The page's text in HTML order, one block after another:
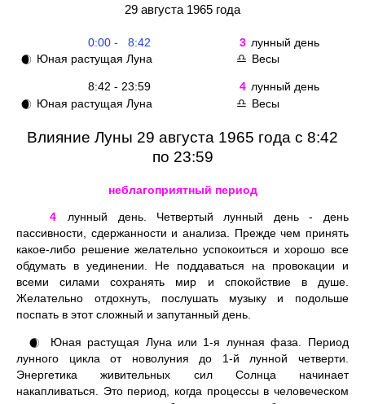
29 августа 1965 года
0:00 - 8:42 3 лунный день
🌒 Юная растущая Луна ♎ Весы
8:42 - 23:59 4 лунный день
🌒 Юная растущая Луна ♎ Весы
Влияние Луны 29 августа 1965 года с 8:42
по 23:59
неблагоприятный период
4
лунный день. Четвертый лунный день - день
пассивности, сдержанности и анализа. Прежде чем принять
какое-либо решение желательно успокоиться и хорошо все
обдумать в уединении. Не поддаваться на провокации и
всеми силами сохранять мир и спокойствие в душе.
Желательно отдохнуть, послушать музыку и подольше
поспать в этот сложный и запутанный день.
🌒
Юная растущая Луна или 1-я лунная фаза. Период
лунного цикла от новолуния до 1-й лунной четверти.
Энергетика живительных сил Солнца начинает
накапливаться. Это период, когда процессы в человеческом